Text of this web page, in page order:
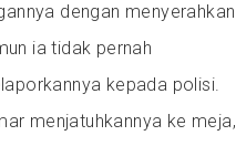
dengan menyerahkan
ia tidak pernah
kepada polisi.
menjatuhkannya ke meja,